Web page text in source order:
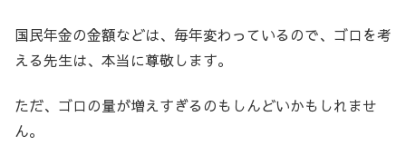
国民年金の金額などは、毎年変わっているので、ゴロを考
える先生は、本当に尊敬します。
ただ、ゴロの量が増えすぎるのもしんどいかもしれませ
ん。